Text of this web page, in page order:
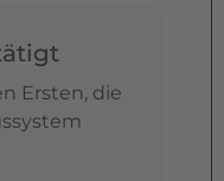
Ersten, die